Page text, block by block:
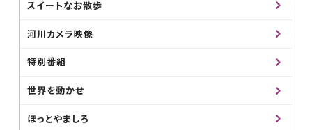
スイートなお散歩
河川カメラ映像
特別番組
世界を動かせ
ほっとやましろ